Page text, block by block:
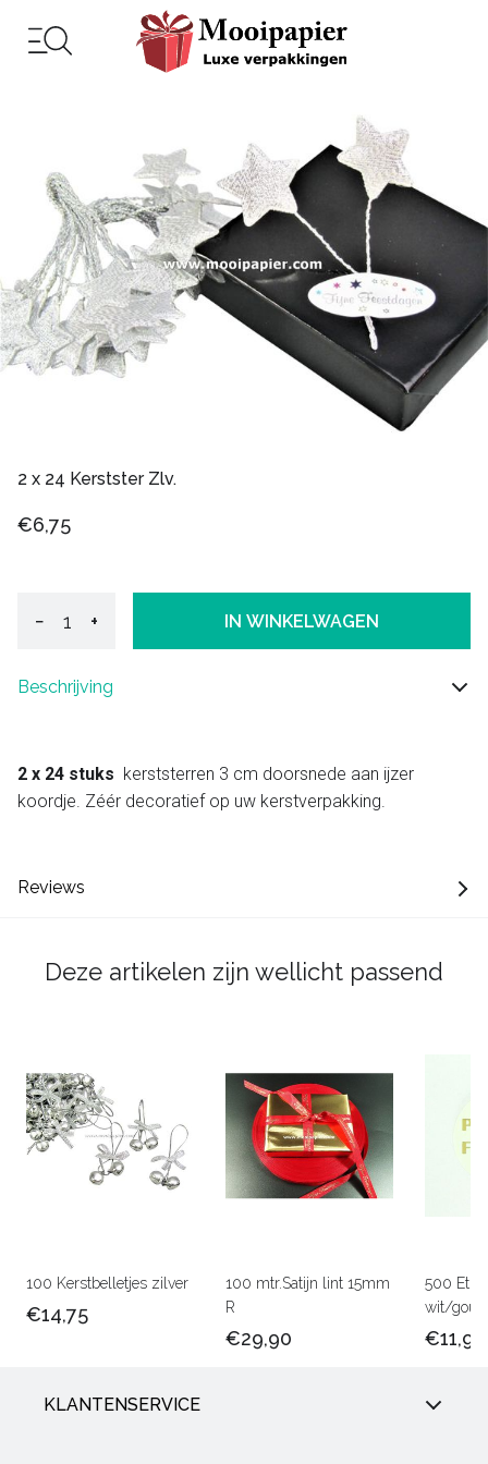
2 x 24 Kerstster Zlv.
€6,75
− + IN WINKELWAGEN
Beschrijving
2 x 24 stuks kerststerren 3 cm doorsnede aan ijzer
koordje. Zéér decoratief op uw kerstverpakking.
Reviews
Deze artikelen zijn wellicht passend
100 Kerstbelletjes zilver
€14,75
100 mtr.Satijn lint 15mm
R
€29,90
500
wit/goud
€11,90
KLANTENSERVICE